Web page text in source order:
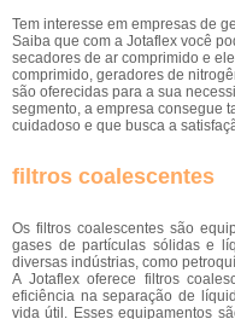
Tem interesse em empresas de
Saiba que com a Jotaflex você
secadores de ar comprimido e
comprimido, geradores de
são oferecidas para a sua
segmento, a empresa consegue
cuidadoso e que busca a
filtros coalescentes
Os filtros coalescentes são
gases de partículas sólidas e
diversas indústrias, como
A Jotaflex oferece filtros
eficiência na separação de
vida útil. Esses equipamentos